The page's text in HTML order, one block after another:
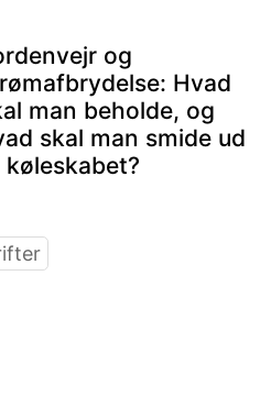
og
Hvad
man beholde, og
skal man smide ud
køleskabet?